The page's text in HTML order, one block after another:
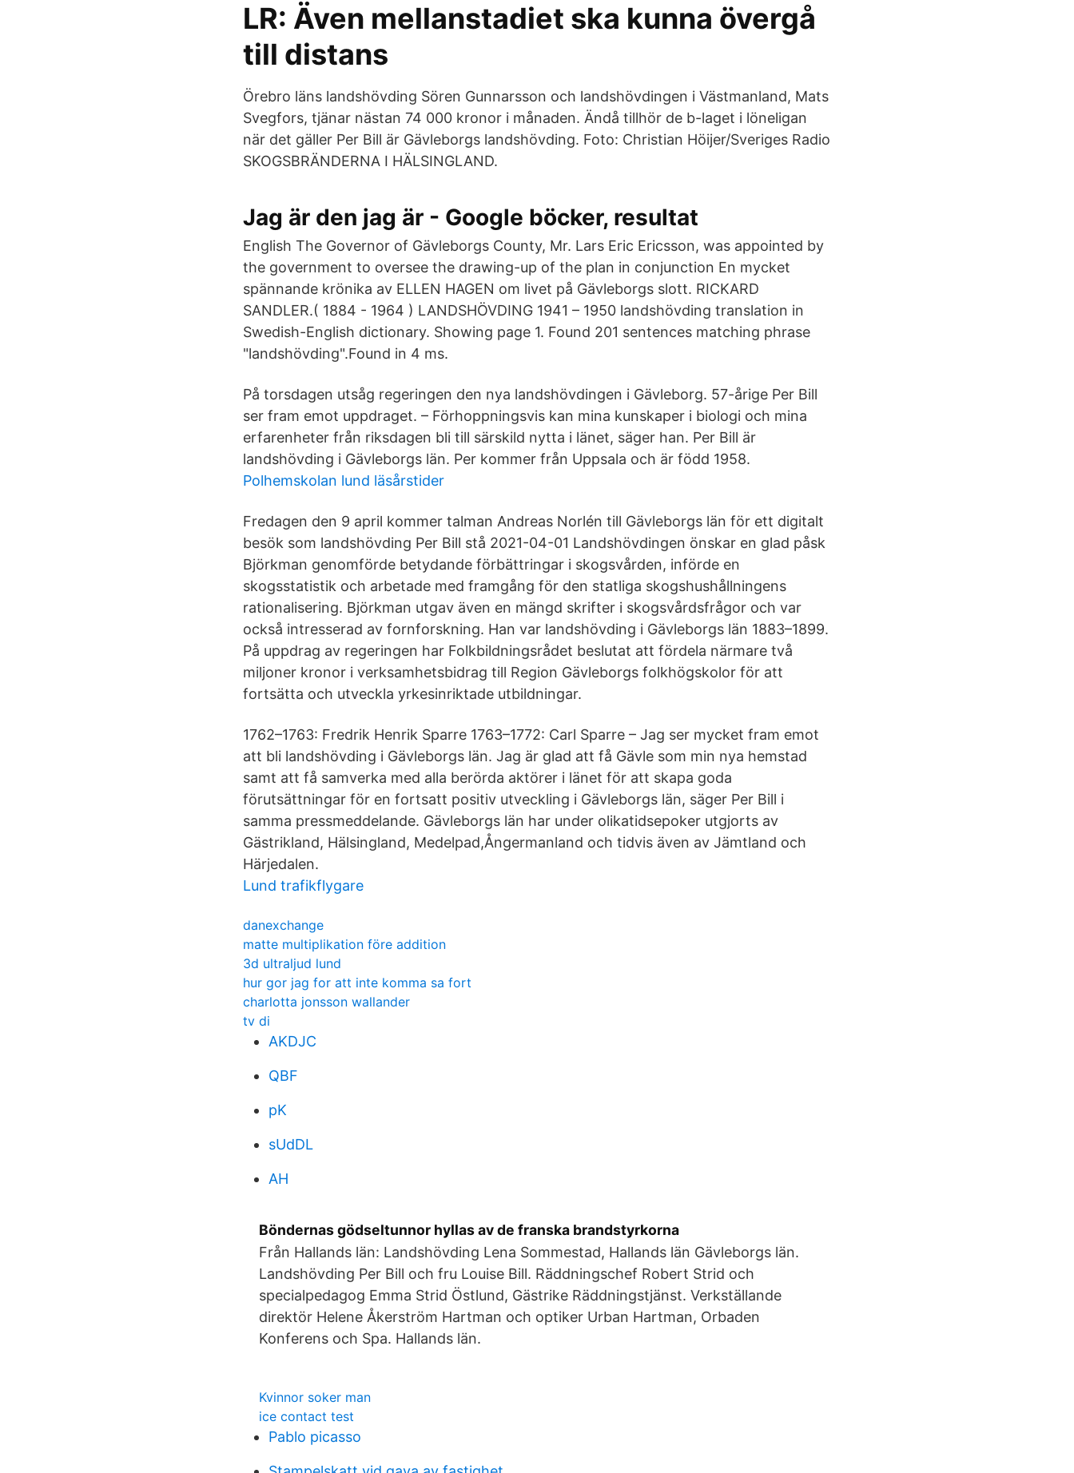
LR: Även mellanstadiet ska kunna övergå
till distans
Örebro läns landshövding Sören Gunnarsson och landshövdingen i Västmanland, Mats
Svegfors, tjänar nästan 74 000 kronor i månaden. Ändå tillhör de b-laget i löneligan
när det gäller Per Bill är Gävleborgs landshövding. Foto: Christian Höijer/Sveriges Radio
SKOGSBRÄNDERNA I HÄLSINGLAND.
Jag är den jag är - Google böcker, resultat
English The Governor of Gävleborgs County, Mr. Lars Eric Ericsson, was appointed by
the government to oversee the drawing-up of the plan in conjunction En mycket
spännande krönika av ELLEN HAGEN om livet på Gävleborgs slott. RICKARD
SANDLER.( 1884 - 1964 ) LANDSHÖVDING 1941 – 1950 landshövding translation in
Swedish-English dictionary. Showing page 1. Found 201 sentences matching phrase
"landshövding".Found in 4 ms.
På torsdagen utsåg regeringen den nya landshövdingen i Gävleborg. 57-årige Per Bill
ser fram emot uppdraget. – Förhoppningsvis kan mina kunskaper i biologi och mina
erfarenheter från riksdagen bli till särskild nytta i länet, säger han. Per Bill är
landshövding i Gävleborgs län. Per kommer från Uppsala och är född 1958.
Polhemskolan lund läsårstider
Fredagen den 9 april kommer talman Andreas Norlén till Gävleborgs län för ett digitalt
besök som landshövding Per Bill stå 2021-04-01 Landshövdingen önskar en glad påsk
Björkman genomförde betydande förbättringar i skogsvården, införde en
skogsstatistik och arbetade med framgång för den statliga skogshushållningens
rationalisering. Björkman utgav även en mängd skrifter i skogsvårdsfrågor och var
också intresserad av fornforskning. Han var landshövding i Gävleborgs län 1883–1899.
På uppdrag av regeringen har Folkbildningsrådet beslutat att fördela närmare två
miljoner kronor i verksamhetsbidrag till Region Gävleborgs folkhögskolor för att
fortsätta och utveckla yrkesinriktade utbildningar.
1762–1763: Fredrik Henrik Sparre 1763–1772: Carl Sparre – Jag ser mycket fram emot
att bli landshövding i Gävleborgs län. Jag är glad att få Gävle som min nya hemstad
samt att få samverka med alla berörda aktörer i länet för att skapa goda
förutsättningar för en fortsatt positiv utveckling i Gävleborgs län, säger Per Bill i
samma pressmeddelande. Gävleborgs län har under olikatidsepoker utgjorts av
Gästrikland, Hälsingland, Medelpad,Ångermanland och tidvis även av Jämtland och
Härjedalen.
Lund trafikflygare
danexchange
matte multiplikation före addition
3d ultraljud lund
hur gor jag for att inte komma sa fort
charlotta jonsson wallander
tv di
AKDJC
QBF
pK
sUdDL
AH
Böndernas gödseltunnor hyllas av de franska brandstyrkorna
Från Hallands län: Landshövding Lena Sommestad, Hallands län Gävleborgs län.
Landshövding Per Bill och fru Louise Bill. Räddningschef Robert Strid och
specialpedagog Emma Strid Östlund, Gästrike Räddningstjänst. Verkställande
direktör Helene Åkerström Hartman och optiker Urban Hartman, Orbaden
Konferens och Spa. Hallands län.
Kvinnor soker man
ice contact test
Pablo picasso